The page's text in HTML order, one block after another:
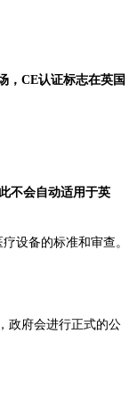
，CE认证标志在英国
不会自动适用于英
设备的标准和审查。
政府会进行正式的公